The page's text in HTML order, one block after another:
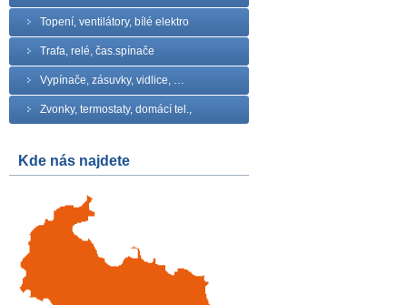
Topení, ventilátory, bílé elektro
Trafa, relé, čas.spínače
Vypínače, zásuvky, vidlice, …
Zvonky, termostaty, domácí tel.,
Kde nás najdete